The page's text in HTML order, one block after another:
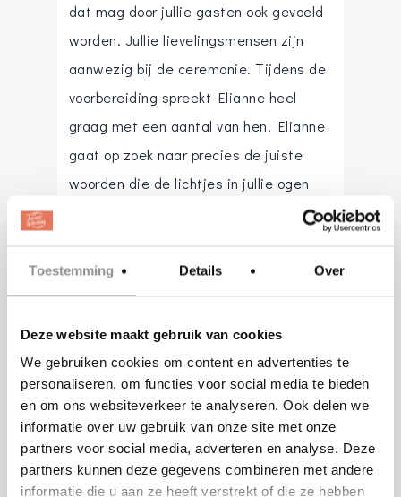
Toestemming Details Over
Deze website maakt gebruik van cookies
We gebruiken cookies om content en advertenties te
personaliseren, om functies voor social media te bieden
en om ons websiteverkeer te analyseren. Ook delen we
informatie over uw gebruik van onze site met onze
partners voor social media, adverteren en analyse. Deze
partners kunnen deze gegevens combineren met andere
informatie die u aan ze heeft verstrekt of die ze hebben
dat mag door jullie gasten ook gevoeld
worden. Jullie lievelingsmensen zijn
aanwezig bij de ceremonie. Tijdens de
voorbereiding spreekt Elianne heel
graag met een aantal van hen. Elianne
gaat op zoek naar precies de juiste
woorden die de lichtjes in jullie ogen
tovert. Een persoonlijke en prachtige
creativiteit hoopt ze een ontspannen
ceremonie te creëren. Er wordt
gelachen en misschien vloeit er een
traan van ontroering. Een ceremonie
waar jullie met een grote glimlach op
terug kunnen kijken. En dat doet
Elianne het allerliefst. Jullie dag een
gouden randje geven met de